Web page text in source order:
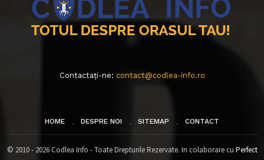
Contactați-ne: contact@codlea-info.ro
HOME DESPRE NOI SITEMAP CONTACT
© 2010 - 2026 Codlea Info - Toate Drepturile Rezervate. In colaborare cu Perfect